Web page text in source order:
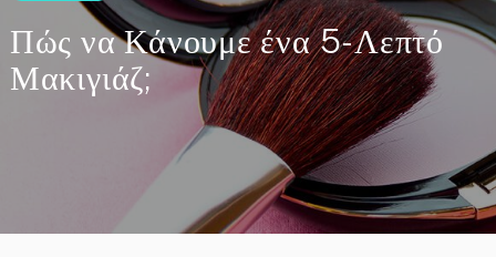
Πώς να Κάνουμε ένα 5-Λεπτό
Μακιγιάζ;